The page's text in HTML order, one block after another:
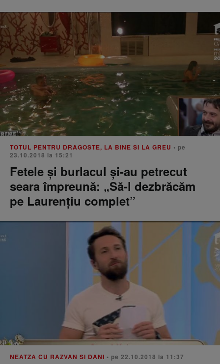
TOTUL PENTRU DRAGOSTE, LA BINE SI LA GREU • pe
23.10.2018 la 15:21
Fetele și burlacul și-au petrecut
seara împreună: „Să-l dezbrăcăm
pe Laurențiu complet”
NEATZA CU RAZVAN SI DANI • pe 22.10.2018 la 11:37